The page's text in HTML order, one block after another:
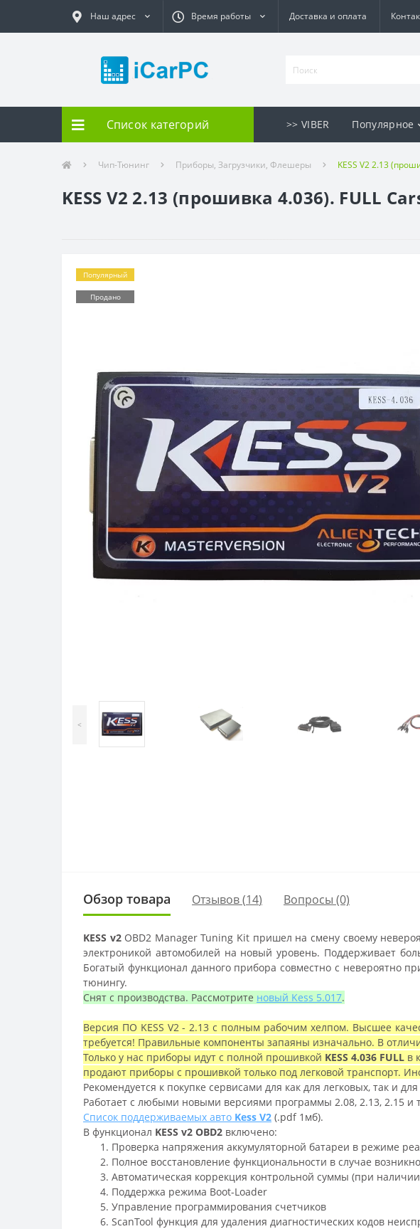
Наш адрес Время работы Доставка и оплата
Список категорий >> VIBER Популярное
Чип-Тюнинг Приборы, Загрузчики, Флешеры KESS V2 2.13
KESS V2 2.13 (прошивка 4.036). FULL
Популярный
Продано
<
Обзор товара Отзывов (14) Вопросы (0)
KESS v2 OBD2 Manager Tuning Kit пришел на смену своему
электроникой автомобилей на новый уровень. Поддерживает
Богатый функционал данного прибора совместно с невероятно
тюнингу.
Снят с производства. Рассмотрите новый Kess 5.017.
Версия ПО KESS V2 - 2.13 с полным рабочим хелпом. Высшее
требуется! Правильные компоненты запаяны изначально. В
Только у нас приборы идут с полной прошивкой KESS 4.036 FULL в
продают приборы с прошивкой только под легковой транспорт.
Рекомендуется к покупке сервисами для как для легковых, так и для
Работает с любыми новыми версиями программы 2.08, 2.13, 2.15 и
Список поддерживаемых авто Kess V2 (.pdf 1мб).
В функционал KESS v2 OBD2 включено:
Проверка напряжения аккумуляторной батареи в режиме
Полное восстановление функциональности в случае
Автоматическая коррекция контрольной суммы (при
Поддержка режима Boot-Loader
Управление программирования счетчиков
ScanTool функция для удаления диагностических кодов